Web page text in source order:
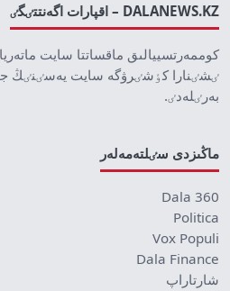
DALANEWS.KZ – اقپارات اگەنتتٸگٸ
كوممەرتسييالىق ماقساتتا سايت
ٸشٸنارا كٶشٸرۋگە سايت يەسٸنٸڭ
بەرٸلەدٸ.
ماڭىزدى سٸلتەمەلەر
Dala 360
Politica
Vox Populi
Dala Finance
شارتاراپ